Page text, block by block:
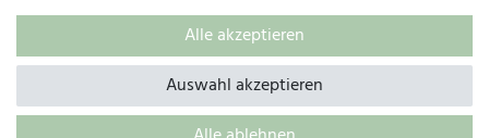
© 2019 – 2025 SILC GmbH
Alle akzeptieren
Auswahl akzeptieren